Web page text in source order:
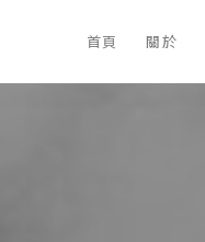
首頁 關於